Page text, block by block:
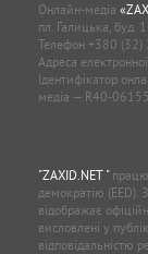
Онлайн-медіа
пл. Галицька, буд.
Телефон +380 (32)
Адреса
Ідентифікатор
медіа — R40-06155
"ZAXID.NET "
демократію (EED).
відображає
висловлені у
відповідальністю